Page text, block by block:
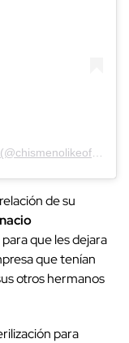
de su
que les dejara
que tenían
otros hermanos
para